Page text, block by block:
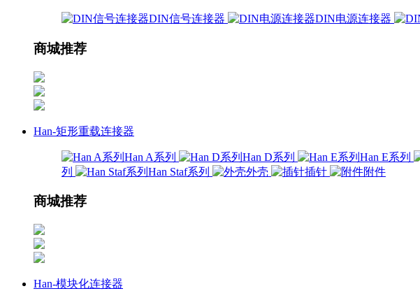
DIN信号连接器 DIN电源连接器
商城推荐
Han-矩形重载连接器
Han A系列 Han D系列 Han E系列
列
Han Staf系列 外壳 插针 附件
商城推荐
Han-模块化连接器